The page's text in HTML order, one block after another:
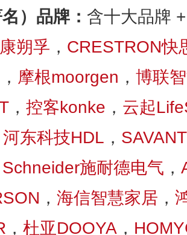
）品牌： 含十大品牌
朔孚 ， CRESTRON快
， 摩根moorgen ， 博联
， 控客konke ， 云起
河东科技HDL ，
Schneider施耐德电气 ，
， 海信智慧家居 ，
， 杜亚DOOYA ，